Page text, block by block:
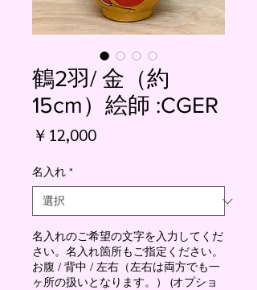
鶴2羽/ 金（約
15cm）絵師 :CGER
￥12,000価
名入れ *
名入れのご希望の文字を入力してくだ
さい。名入れ箇所もご指定ください。
お腹 / 背中 / 左右（左右は両方でも一
ヶ所の扱いとなります。） (オプショ